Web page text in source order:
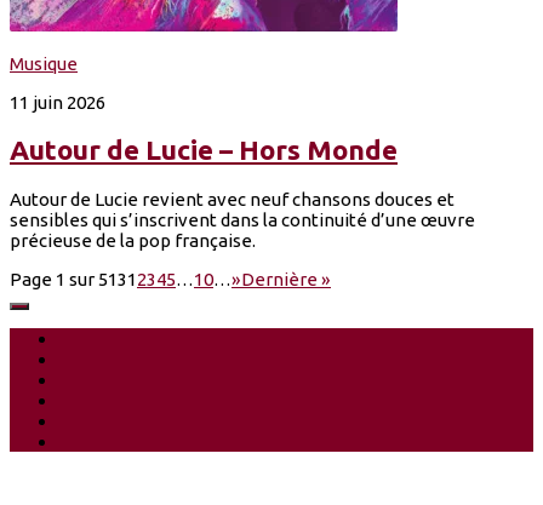
Musique
11 juin 2026
Autour de Lucie – Hors Monde
Autour de Lucie revient avec neuf chansons douces et
sensibles qui s’inscrivent dans la continuité d’une œuvre
précieuse de la pop française.
Page 1 sur 51312345…10…»Dernière »